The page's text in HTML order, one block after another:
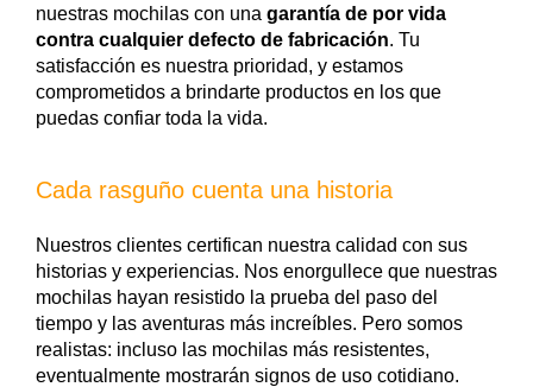
nuestras mochilas con una garantía de por vida
contra cualquier defecto de fabricación. Tu
satisfacción es nuestra prioridad, y estamos
comprometidos a brindarte productos en los que
puedas confiar toda la vida.
Cada rasguño cuenta una historia
Nuestros clientes certifican nuestra calidad con sus
historias y experiencias. Nos enorgullece que nuestras
mochilas hayan resistido la prueba del paso del
tiempo y las aventuras más increíbles. Pero somos
realistas: incluso las mochilas más resistentes,
eventualmente mostrarán signos de uso cotidiano.